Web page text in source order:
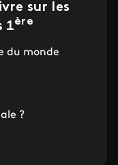
sur les
1ère
du monde
?